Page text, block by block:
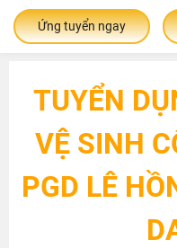
Ứng tuyển ngay
TUYỂN
VỆ SINH
PGD LÊ